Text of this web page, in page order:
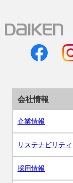
会社情報
企業情報
サステナビリティ
採用情報